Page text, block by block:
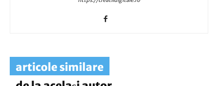
articole similare